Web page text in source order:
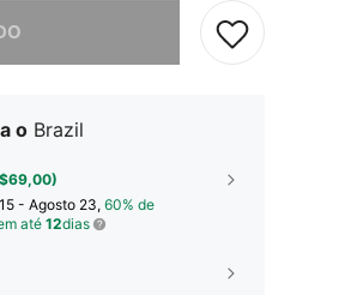
o Brazil
- Agosto 23, 60% de
até12dias